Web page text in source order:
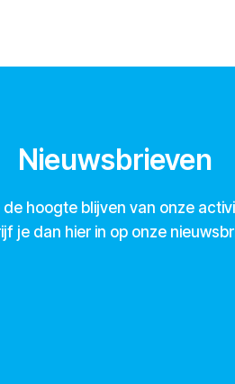
Nieuwsbrieven
de hoogte blijven van onze
je dan hier in op onze